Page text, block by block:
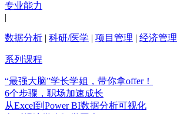
专业能力
|
数据分析 | 科研/医学 | 项目管理 | 经济管理
系列课程
“最强大脑”学长学姐，带你拿offer！
6个步骤，职场加速成长
从Excel到Power BI数据分析可视化